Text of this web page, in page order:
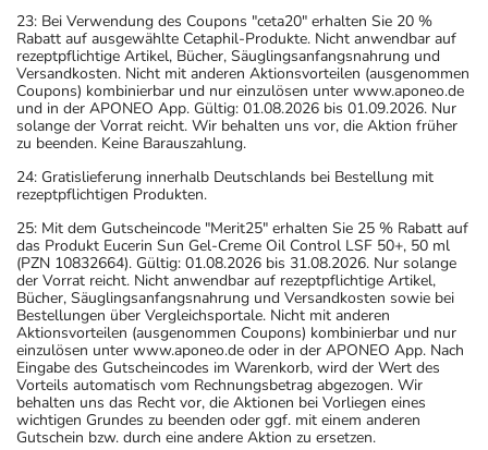
23: Bei Verwendung des Coupons "ceta20" erhalten Sie 20 %
Rabatt auf ausgewählte Cetaphil-Produkte. Nicht anwendbar auf
rezeptpflichtige Artikel, Bücher, Säuglingsanfangsnahrung und
Versandkosten. Nicht mit anderen Aktionsvorteilen (ausgenommen
Coupons) kombinierbar und nur einzulösen unter www.aponeo.de
und in der APONEO App. Gültig: 01.08.2026 bis 01.09.2026. Nur
solange der Vorrat reicht. Wir behalten uns vor, die Aktion früher
zu beenden. Keine Barauszahlung.
24: Gratislieferung innerhalb Deutschlands bei Bestellung mit
rezeptpflichtigen Produkten.
25: Mit dem Gutscheincode "Merit25" erhalten Sie 25 % Rabatt auf
das Produkt Eucerin Sun Gel-Creme Oil Control LSF 50+, 50 ml
(PZN 10832664). Gültig: 01.08.2026 bis 31.08.2026. Nur solange
der Vorrat reicht. Nicht anwendbar auf rezeptpflichtige Artikel,
Bücher, Säuglingsanfangsnahrung und Versandkosten sowie bei
Bestellungen über Vergleichsportale. Nicht mit anderen
Aktionsvorteilen (ausgenommen Coupons) kombinierbar und nur
einzulösen unter www.aponeo.de oder in der APONEO App. Nach
Eingabe des Gutscheincodes im Warenkorb, wird der Wert des
Vorteils automatisch vom Rechnungsbetrag abgezogen. Wir
behalten uns das Recht vor, die Aktionen bei Vorliegen eines
wichtigen Grundes zu beenden oder ggf. mit einem anderen
Gutschein bzw. durch eine andere Aktion zu ersetzen.